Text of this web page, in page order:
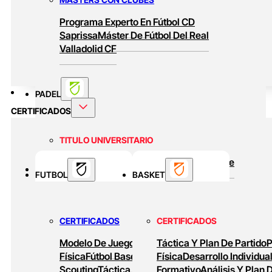
PADEL
TITULO UNIVERSITARIO
Curso Universitario Técnico En Padel De
Alto Rendimiento
Programa Experto En Fútbol CD
SaprissaMáster De Fútbol Del Real
Valladolid CF
BASKET
MASTERS ONLINE
Baloncesto Formativo
Preparación Física
En BaloncestoBaloncesto De Alto
Rendimiento
CERTIFICADOS
FUTBOL
CERTIFICADOS
Modelo De Juego
Preparación
FísicaFútbol Base
Análisis Y
ScoutingTáctica OfensivaDiseño De
BASKET
CERTIFICADOS
Táctica Y Plan De Partido
FísicaDesarrollo Individual
FormativoAnálisis Y Plan